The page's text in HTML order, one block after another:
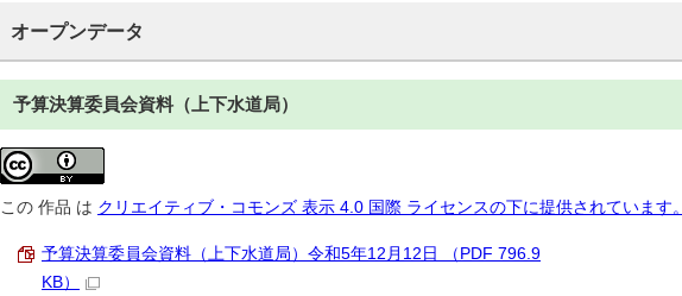
オープンデータ
予算決算委員会資料（上下水道局）
この 作品 は クリエイティブ・コモンズ 表示 4.0 国際 ライセンスの下に提供されています。
予算決算委員会資料（上下水道局）令和5年12月12日 （PDF 796.9
KB）